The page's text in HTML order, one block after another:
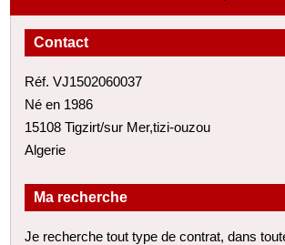
Contact
Réf. VJ1502060037
Né en 1986
15108 Tigzirt/sur Mer,tizi-ouzou
Algerie
Ma recherche
Je recherche tout type de contrat, dans